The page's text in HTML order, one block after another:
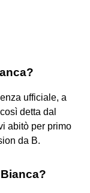
ufficiale, a
detta dal
abitò per primo
da B.